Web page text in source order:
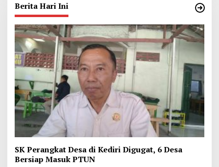
Berita Hari Ini
SK Perangkat Desa di Kediri Digugat, 6 Desa
Bersiap Masuk PTUN